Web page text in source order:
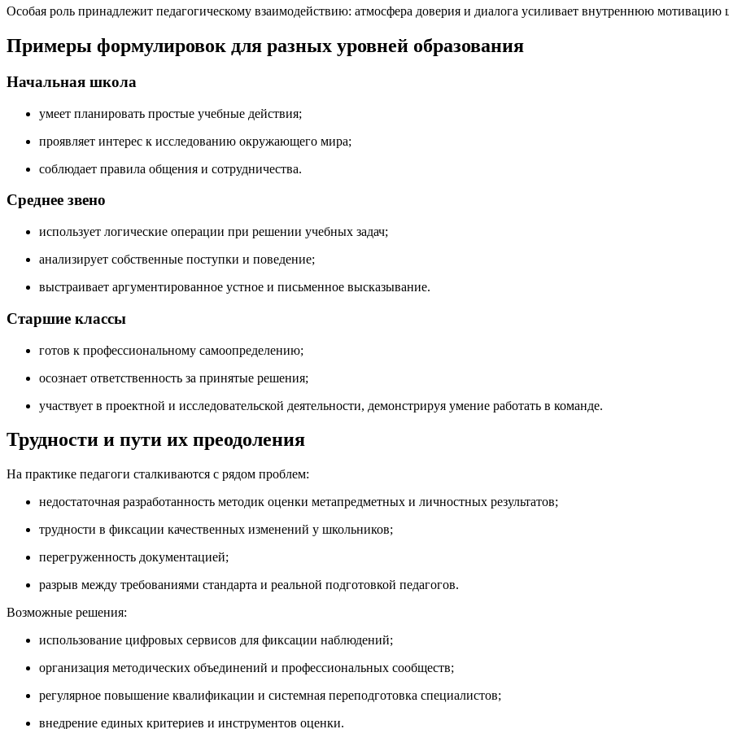
Особая роль принадлежит педагогическому взаимодействию: атмосфера доверия и диалога усиливает внутреннюю мотивацию
Примеры формулировок для разных уровней образования
Начальная школа
умеет планировать простые учебные действия;
проявляет интерес к исследованию окружающего мира;
соблюдает правила общения и сотрудничества.
Среднее звено
использует логические операции при решении учебных задач;
анализирует собственные поступки и поведение;
выстраивает аргументированное устное и письменное высказывание.
Старшие классы
готов к профессиональному самоопределению;
осознает ответственность за принятые решения;
участвует в проектной и исследовательской деятельности, демонстрируя умение работать в команде.
Трудности и пути их преодоления
На практике педагоги сталкиваются с рядом проблем:
недостаточная разработанность методик оценки метапредметных и личностных результатов;
трудности в фиксации качественных изменений у школьников;
перегруженность документацией;
разрыв между требованиями стандарта и реальной подготовкой педагогов.
Возможные решения:
использование цифровых сервисов для фиксации наблюдений;
организация методических объединений и профессиональных сообществ;
регулярное повышение квалификации и системная переподготовка специалистов;
внедрение единых критериев и инструментов оценки.